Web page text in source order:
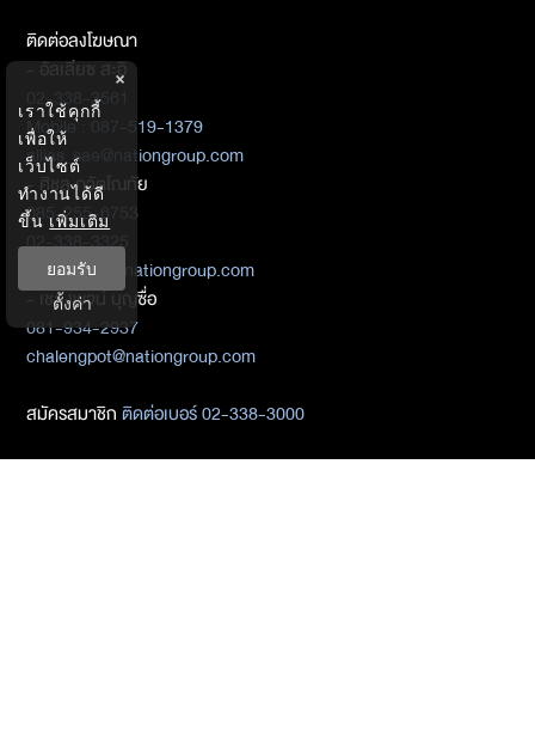
ติดต่อลงโฆษณา
- อัลเลียซ สะอิ
02-338-3561
Mobile : 087-519-1379
allias_sae@nationgroup.com
- ศิชล ภวัตโณทัย
085-255-6753
02-338-3325
sichol_paw@nationgroup.com
- เชลงพจน์ บุญซื่อ
081-934-2937
chalengpot@nationgroup.com
สมัครสมาชิกติดต่อเบอร์ 02-338-3000
×
เราใช้คุกกี้
เพื่อให้
เว็บไซต์
ทำงานได้ดี
ขึ้น เพิ่มเติม
ยอมรับ
ตั้งค่า